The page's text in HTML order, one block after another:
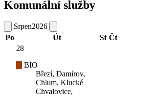
Komunální služby
Srpen2026
Po
Út St Čt
28
BIO
Březí, Damírov,
Chlum, Klucké
Chvalovice,